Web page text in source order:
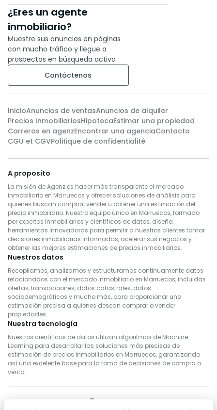
¿Eres un agente
inmobiliario?
Muestre sus anuncios en páginas
con mucho tráfico y llegue a
prospectos en búsqueda activa
Contáctenos
InicioAnuncios de ventasAnuncios de alquiler
Precios InmobiliariosHipotecaEstimar una propiedad
Carreras en agenzEncontrar una agenciaContacto
CGU et CGVPolitique de confidentialité
A proposito
La misión de Agenz es hacer más transparente el mercado
inmobiliario en Marruecos y ofrecer soluciones de análisis para
quienes buscan comprar, vender u obtener una estimación del
precio inmobiliario. Nuestro equipo único en Marruecos, formado
por expertos inmobiliarios y científicos de datos, diseña
herramientas innovadoras para permitir a nuestros clientes tomar
decisiones inmobiliarias informadas, acelerar sus negocios y
obtener las mejores estimaciones de precios inmobiliarios.
Nuestros datos
Recopilamos, analizamos y estructuramos continuamente datos
relacionados con el mercado inmobiliario en Marruecos, incluidas
ofertas, transacciones, datos catastrales, datos
sociodemográficos y mucho más, para proporcionar una
estimación precisa a quienes desean comprar o vender
propiedades.
Nuestra tecnología
Nuestros científicos de datos utilizan algoritmos de Machine
Learning para desarrollar las soluciones más precisas de
estimación de precios inmobiliarios en Marruecos, garantizando
así una excelente base para la toma de decisiones de compra o
venta.